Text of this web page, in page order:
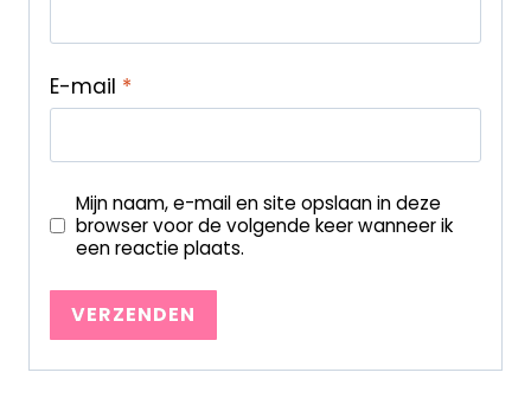
E-mail *
Mijn naam, e-mail en site opslaan in deze
browser voor de volgende keer wanneer ik
een reactie plaats.